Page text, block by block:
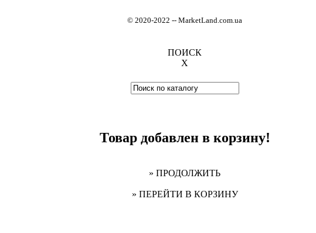
© 2020-2022 -- MarketLand.com.ua
ПОИСК
X
Товар добавлен в корзину!
» ПРОДОЛЖИТЬ
» ПЕРЕЙТИ В КОРЗИНУ